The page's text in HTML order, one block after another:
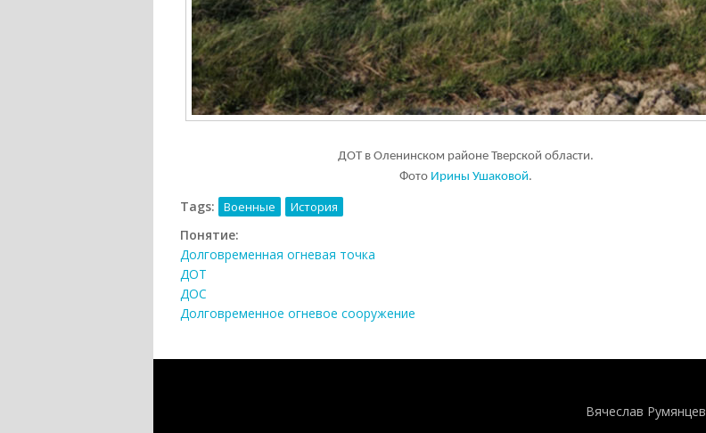
ДОТ в Оленинском районе Тверской области.
Фото Ирины Ушаковой.
Tags: Военные История
Понятие:
Долговременная огневая точка
ДОТ
ДОС
Долговременное огневое сооружение
Вячеслав Румянцев